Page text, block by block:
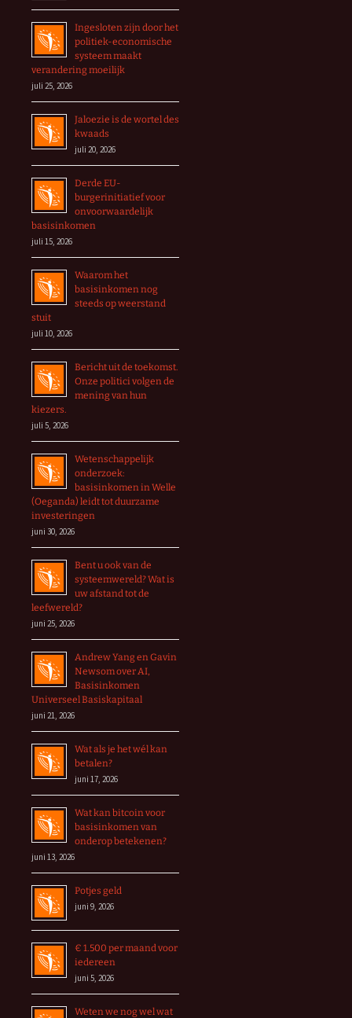
Ingesloten zijn door het
politiek-economische
systeem maakt
verandering moeilijk
juli 25, 2026
Jaloezie is de wortel des
kwaads
juli 20, 2026
Derde EU-
burgerinitiatief voor
onvoorwaardelijk
basisinkomen
juli 15, 2026
Waarom het
basisinkomen nog
steeds op weerstand
stuit
juli 10, 2026
Bericht uit de toekomst.
Onze politici volgen de
mening van hun
kiezers.
juli 5, 2026
Wetenschappelijk
onderzoek:
basisinkomen in Welle
(Oeganda) leidt tot duurzame
investeringen
juni 30, 2026
Bent u ook van de
systeemwereld? Wat is
uw afstand tot de
leefwereld?
juni 25, 2026
Andrew Yang en Gavin
Newsom over AI,
Basisinkomen
Universeel Basiskapitaal
juni 21, 2026
Wat als je het wél kan
betalen?
juni 17, 2026
Wat kan bitcoin voor
basisinkomen van
onderop betekenen?
juni 13, 2026
Potjes geld
juni 9, 2026
€ 1.500 per maand voor
iedereen
juni 5, 2026
Weten we nog wel wat